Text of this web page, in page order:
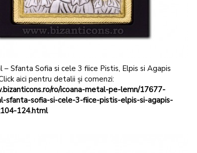
– Sfanta Sofia si cele 3 fiice Pistis, Elpis si Agapis
aici pentru detalii și comenzi:
ro/icoana-metal-pe-lemn/17677-
sfanta-sofia-si-cele-3-fiice-pistis-elpis-si-agapis-
124.html